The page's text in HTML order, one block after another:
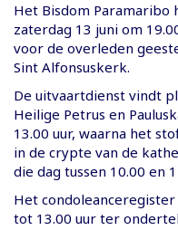
Het Bisdom
zaterdag 13 juni om
voor de overleden
Sint Alfonsuskerk.
De uitvaartdienst vindt
Heilige Petrus en
13.00 uur, waarna het
in de crypte van de
die dag tussen 10.00 en
Het
tot 13.00 uur ter